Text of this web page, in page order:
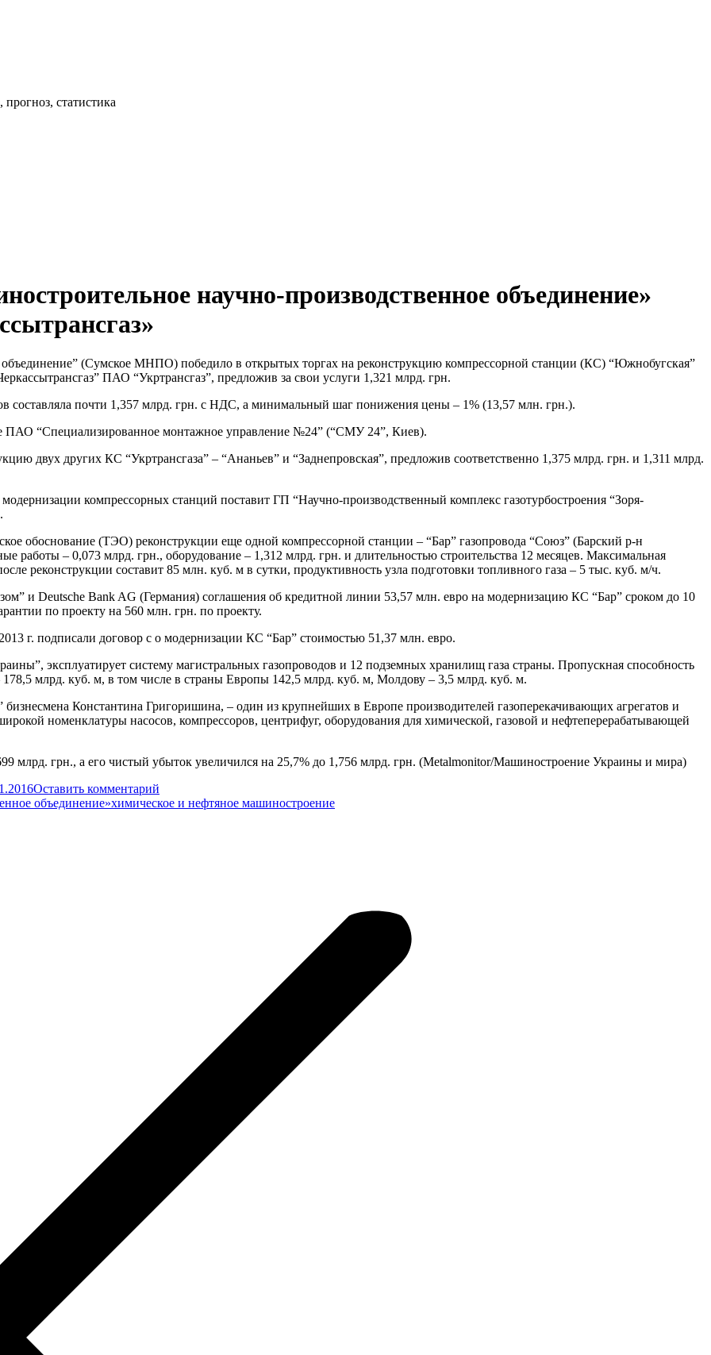
статистика
научно-производственное объединение»
(Сумское МНПО) победило в открытых торгах на реконструкцию компрессорной станции (КС) “Южнобугская”
ПАО “Укртрансгаз”, предложив за свои услуги 1,321 млрд. грн.
составляла почти 1,357 млрд. грн. с НДС, а минимальный шаг понижения цены – 1% (13,57 млн. грн.).
“Специализированное монтажное управление №24” (“СМУ 24”, Киев).
двух других КС “Укртрансгаза” – “Ананьев” и “Заднепровская”, предложив соответственно 1,375 млрд. грн. и 1,311 млрд.
компрессорных станций поставит ГП “Научно-производственный комплекс газотурбостроения “Зоря-
обоснование (ТЭО) реконструкции еще одной компрессорной станции – “Бар” газопровода “Союз” (Барский р-н
работы – 0,073 млрд. грн., оборудование – 1,312 млрд. грн. и длительностью строительства 12 месяцев. Максимальная
реконструкции составит 85 млн. куб. м в сутки, продуктивность узла подготовки топливного газа – 5 тыс. куб. м/ч.
и Deutsche Bank AG (Германия) соглашения об кредитной линии 53,57 млн. евро на модернизацию КС “Бар” сроком до 10
по проекту на 560 млн. грн. по проекту.
г. подписали договор с о модернизации КС “Бар” стоимостью 51,37 млн. евро.
эксплуатирует систему магистральных газопроводов и 12 подземных хранилищ газа страны. Пропускная способность
млрд. куб. м, в том числе в страны Европы 142,5 млрд. куб. м, Молдову – 3,5 млрд. куб. м.
Константина Григоришина, – один из крупнейших в Европе производителей газоперекачивающих агрегатов и
номенклатуры насосов, компрессоров, центрифуг, оборудования для химической, газовой и нефтеперерабатывающей
млрд. грн., а его чистый убыток увеличился на 25,7% до 1,756 млрд. грн. (Metalmonitor/Машиностроение Украины и мира)
Оставить комментарий
объединение»химическое и нефтяное машиностроение